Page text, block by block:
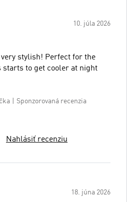
10. júla 2026
stylish! Perfect for the
starts to get cooler at night
Sponzorovaná recenzia
Nahlásiť recenziu
18. júna 2026